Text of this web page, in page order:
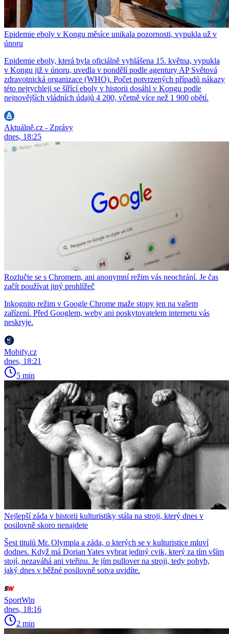
Epidemie eboly v Kongu měsíce unikala pozornosti, vypukla už v
únoru
Epidemie eboly, která byla oficiálně vyhlášena 15. května, vypukla
v Kongu již v únoru, uvedla v pondělí podle agentury AP Světová
zdravotnická organizace (WHO). Počet potvrzených případů nákazy
této nejrychleji se šířící eboly v historii dosáhl v Kongu podle
nejnovějších vládních údajů 4 200, včetně více než 1 900 obětí.
Aktuálně.cz - Zprávy
dnes, 18:25
Rozlučte se s Chromem, ani anonymní režim vás neochrání. Je čas
začít používat jiný prohlížeč
Inkognito režim v Google Chrome maže stopy jen na vašem
zařízení. Před Googlem, weby ani poskytovatelem internetu vás
neskryje.
Mobify.cz
dnes, 18:21
5 min
Nejlepší záda v historii kulturistiky stála na stroji, který dnes v
posilovně skoro nenajdete
Šest titulů Mr. Olympia a záda, o kterých se v kulturistice mluví
dodnes. Když má Dorian Yates vybrat jediný cvik, který za tím vším
stojí, nezaváhá ani vteřinu. Je jím pullover na stroji, tedy pohyb,
jaký dnes v běžné posilovně sotva uvidíte.
SportWin
dnes, 18:16
2 min